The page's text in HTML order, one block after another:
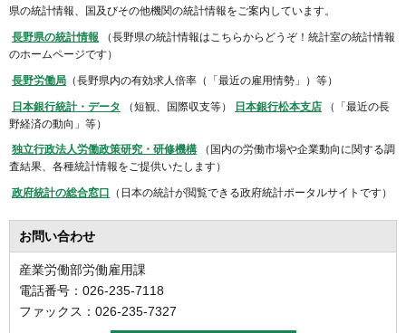
県の統計情報、国及びその他機関の統計情報をご案内しています。
長野県の統計情報 （長野県の統計情報はこちらからどうぞ！統計室の統計情報
のホームページです）
長野労働局 （長野県内の有効求人倍率（「最近の雇用情勢」）等）
日本銀行統計・データ （短観、国際収支等） 日本銀行松本支店 （「最近の長
野経済の動向」等）
独立行政法人労働政策研究・研修機構（国内の労働市場や企業動向に関する調
査結果、各種統計情報をご提供いたします）
政府統計の総合窓口 （日本の統計が閲覧できる政府統計ポータルサイトです）
お問い合わせ
産業労働部労働雇用課
電話番号：026-235-7118
ファックス：026-235-7327